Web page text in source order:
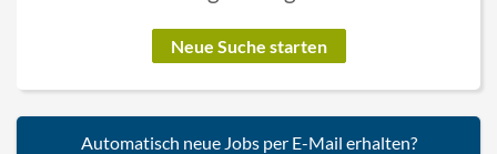
Neue Suche starten
Automatisch neue Jobs per E-Mail erhalten?